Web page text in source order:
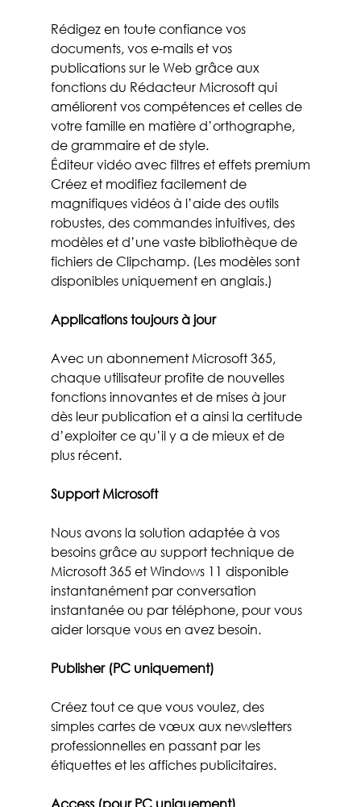
Rédigez en toute confiance vos
documents, vos e-mails et vos
publications sur le Web grâce aux
fonctions du Rédacteur Microsoft qui
améliorent vos compétences et celles de
votre famille en matière d’orthographe,
de grammaire et de style.
Éditeur vidéo avec filtres et effets premium
Créez et modifiez facilement de
magnifiques vidéos à l’aide des outils
robustes, des commandes intuitives, des
modèles et d’une vaste bibliothèque de
fichiers de Clipchamp. (Les modèles sont
disponibles uniquement en anglais.)
Applications toujours à jour
Avec un abonnement Microsoft 365,
chaque utilisateur profite de nouvelles
fonctions innovantes et de mises à jour
dès leur publication et a ainsi la certitude
d’exploiter ce qu’il y a de mieux et de
plus récent.
Support Microsoft
Nous avons la solution adaptée à vos
besoins grâce au support technique de
Microsoft 365 et Windows 11 disponible
instantanément par conversation
instantanée ou par téléphone, pour vous
aider lorsque vous en avez besoin.
Publisher (PC uniquement)
Créez tout ce que vous voulez, des
simples cartes de vœux aux newsletters
professionnelles en passant par les
étiquettes et les affiches publicitaires.
Access (pour PC uniquement)